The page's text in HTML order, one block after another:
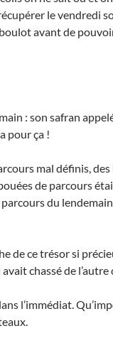
le vendredi
avant de pouvoir
: son safran
pour ça !
mal définis,
de parcours
du
de ce trésor si
chassé de
l’immédiat.